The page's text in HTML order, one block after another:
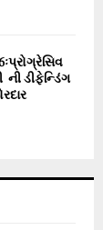
ડીફેન્ડિંગ